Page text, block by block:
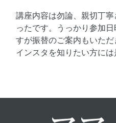
講座内容は勿論、親切丁
ったです。うっかり参加
すが振替のご案内もいただ
インスタを知りたい方には